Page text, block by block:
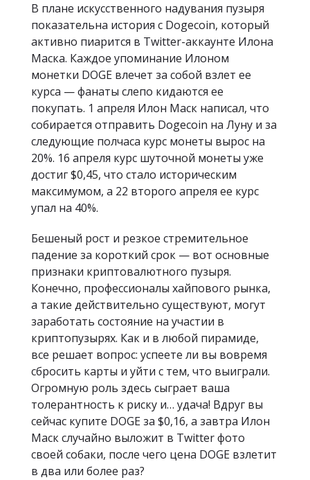
В плане искусственного надувания пузыря
показательна история с Dogecoin, который
активно пиарится в Twitter-аккаунте Илона
Маска. Каждое упоминание Илоном
монетки DOGE влечет за собой взлет ее
курса — фанаты слепо кидаются ее
покупать. 1 апреля Илон Маск написал, что
собирается отправить Dogecoin на Луну и за
следующие полчаса курс монеты вырос на
20%. 16 апреля курс шуточной монеты уже
достиг $0,45, что стало историческим
максимумом, а 22 второго апреля ее курс
упал на 40%.
Бешеный рост и резкое стремительное
падение за короткий срок — вот основные
признаки криптовалютного пузыря.
Конечно, профессионалы хайпового рынка,
а такие действительно существуют, могут
заработать состояние на участии в
криптопузырях. Как и в любой пирамиде,
все решает вопрос: успеете ли вы вовремя
сбросить карты и уйти с тем, что выиграли.
Огромную роль здесь сыграет ваша
толерантность к риску и… удача! Вдруг вы
сейчас купите DOGE за $0,16, а завтра Илон
Маск случайно выложит в Twitter фото
своей собаки, после чего цена DOGE взлетит
в два или более раз?